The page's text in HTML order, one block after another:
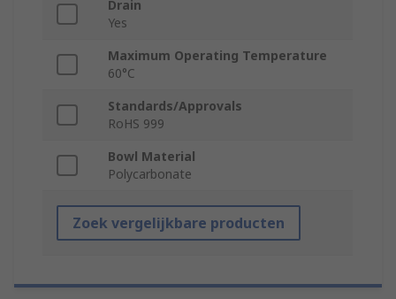
Drain
Yes
Maximum Operating Temperature
60°C
Standards/Approvals
RoHS 999
Bowl Material
Polycarbonate
Zoek vergelijkbare producten